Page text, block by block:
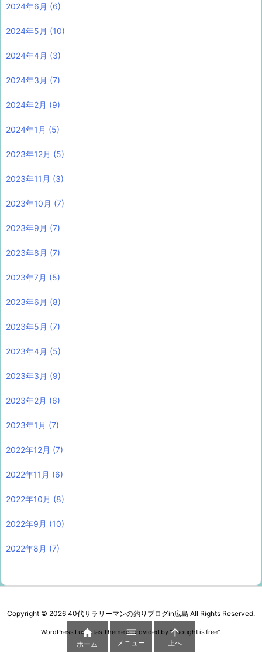
2024年6月 (6)
2024年5月 (10)
2024年4月 (3)
2024年3月 (7)
2024年2月 (9)
2024年1月 (5)
2023年12月 (5)
2023年11月 (3)
2023年10月 (7)
2023年9月 (7)
2023年8月 (7)
2023年7月 (5)
2023年6月 (8)
2023年5月 (7)
2023年4月 (5)
2023年3月 (9)
2023年2月 (6)
2023年1月 (7)
2022年12月 (7)
2022年11月 (6)
2022年10月 (8)
2022年9月 (10)
2022年8月 (7)
Copyright © 2026 40代サラリーマンの釣りブログin広島 All Rights Reserved.
WordPress Luxeritas Theme is provided by "Thought is free".

ホーム

メニュー

上へ